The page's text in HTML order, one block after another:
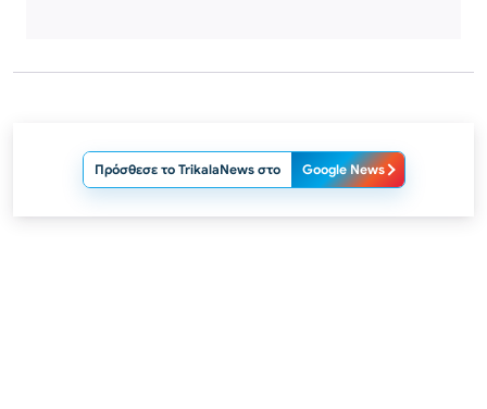
Πρόσθεσε το TrikalaNews στο Google News